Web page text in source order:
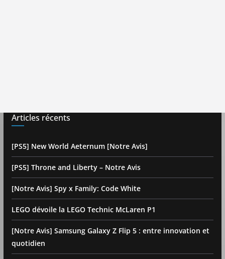
Articles récents
[PS5] New World Aeternum [Notre Avis]
[PS5] Throne and Liberty – Notre Avis
[Notre Avis] Spy x Family: Code White
LEGO dévoile la LEGO Technic McLaren P1
[Notre Avis] Samsung Galaxy Z Flip 5 : entre innovation et
quotidien